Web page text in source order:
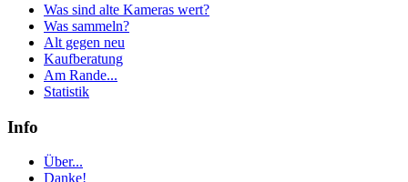
Was sind alte Kameras wert?
Was sammeln?
Alt gegen neu
Kaufberatung
Am Rande...
Statistik
Info
Über...
Danke!